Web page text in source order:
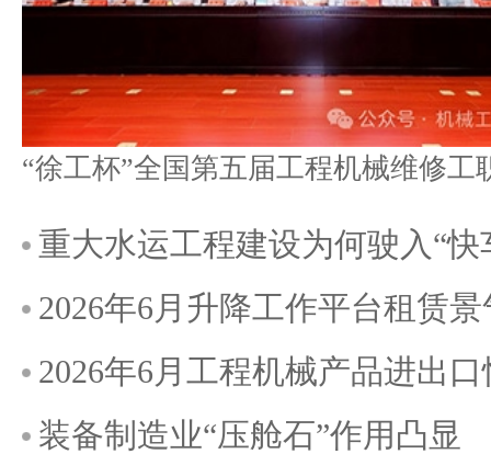
重大水运工程建设为何驶入“快
2026年6月升降工作平台租赁
2026年6月工程机械产品进出
装备制造业“压舱石”作用凸显